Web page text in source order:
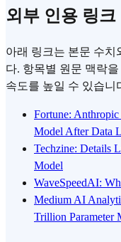
외부 인용 링크
아래 링크는 본문 수치
다. 항목별 원문 맥락
속도를 높일 수 있습니
Fortune:
Model After Data
Techzine: Details
Model
WaveSpeedAI:
Medium AI
Trillion Parameter